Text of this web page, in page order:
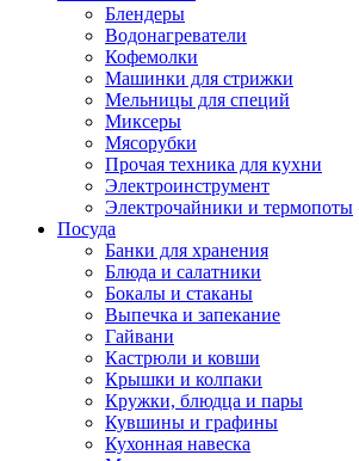
Блендеры
Водонагреватели
Кофемолки
Машинки для стрижки
Мельницы для специй
Миксеры
Мясорубки
Прочая техника для кухни
Электроинструмент
Электрочайники и термопоты
Посуда
Банки для хранения
Блюда и салатники
Бокалы и стаканы
Выпечка и запекание
Гайвани
Кастрюли и ковши
Крышки и колпаки
Кружки, блюдца и пары
Кувшины и графины
Кухонная навеска